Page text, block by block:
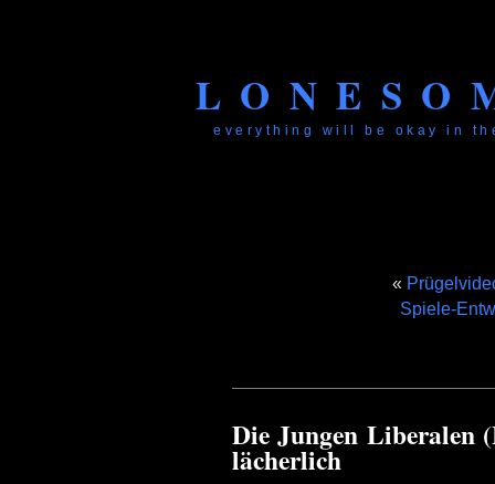
everything will be okay in
«
Spiele-
Die Jungen Liberalen
lächerlich